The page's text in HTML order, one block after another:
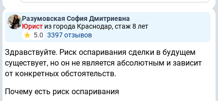
Разумовская София Дмитриевна
Юрист из города Краснодар, стаж 8 лет
5.0 3397 отзывов
Здравствуйте. Риск оспаривания сделки в будущем
существует, но он не является абсолютным и зависит
от конкретных обстоятельств.
Почему есть риск оспаривания